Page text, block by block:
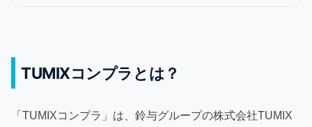
TUMIXコンプラとは？
「TUMIXコンプラ」は、鈴与グループの株式会社TUMIX